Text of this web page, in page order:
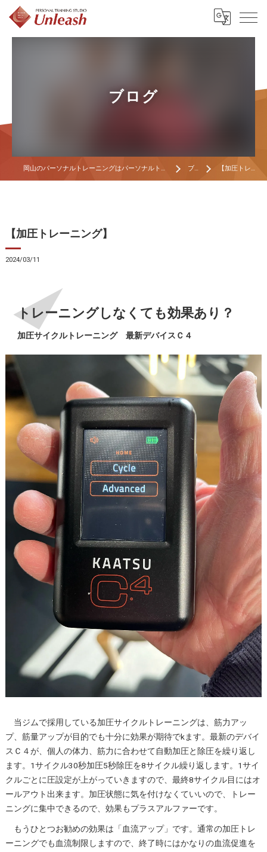
ブログ
岡山のパーソナルトレーニングはパーソナルトレーニングスタジオ Unleash ブログ 【加圧トレーニング】
【加圧トレーニング】
2024/03/11
加圧サイクルトレーニング 最新デバイスＣ４
トレーニングしなくても効果あり？
当ジムで採用している加圧サイクルトレーニングは、筋力アッ
プ、筋量アップが目的でも十分に効果が期待でkます。最新のデバイ
スＣ４が、個人の体力、筋力に合わせて自動加圧と除圧を繰り返し
ます。1サイクル30秒加圧5秒除圧を8サイクル繰り返します。1サイ
クルごとに圧設定が上がっていきますので、最終8サイクル目にはオ
ールアウト出来ます。加圧状態に気を付けなくていいので、トレー
ニングに集中できるので、効果もプラスアルファーです。
もうひとつお勧めの効果は「血流アップ」です。通常の加圧トレ
ーニングでも血流制限しますので、終了時にはかなりの血流促進を